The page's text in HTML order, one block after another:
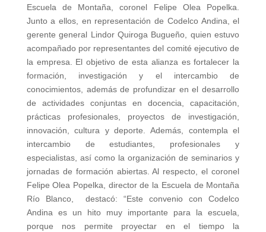
Escuela de Montaña, coronel Felipe Olea Popelka.
Junto a ellos, en representación de Codelco Andina, el
gerente general Lindor Quiroga Bugueño, quien estuvo
acompañado por representantes del comité ejecutivo de
la empresa. El objetivo de esta alianza es fortalecer la
formación, investigación y el intercambio de
conocimientos, además de profundizar en el desarrollo
de actividades conjuntas en docencia, capacitación,
prácticas profesionales, proyectos de investigación,
innovación, cultura y deporte. Además, contempla el
intercambio de estudiantes, profesionales y
especialistas, así como la organización de seminarios y
jornadas de formación abiertas. Al respecto, el coronel
Felipe Olea Popelka, director de la Escuela de Montaña
Río Blanco, destacó: “Este convenio con Codelco
Andina es un hito muy importante para la escuela,
porque nos permite proyectar en el tiempo la